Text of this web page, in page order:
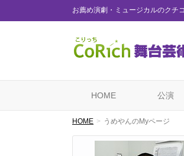
お薦め演劇・ミュージカルのクチ
HOME 公演
HOME うめやんのMyページ